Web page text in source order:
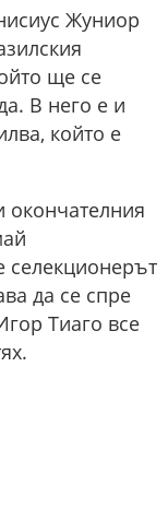
Жуниор
ще се
В него е и
който е
окончателния
селекционерът
да се спре
Тиаго все